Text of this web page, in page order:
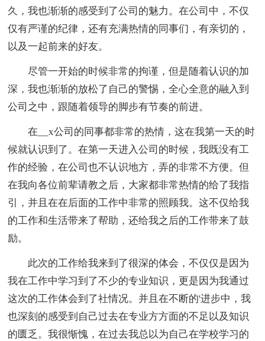
久，我也渐渐的感受到了公司的魅力。在公司中，不仅
仅有严谨的纪律，还有充满热情的同事们，有亲切的，
以及一起前来的好友。
尽管一开始的时候非常的拘谨，但是随着认识的加
深，我也渐渐的放松了自己的警惕，全心全意的融入到
公司之中，跟随着领导的脚步有节奏的前进。
在__x公司的同事都非常的热情，这在我第一天的时
候就认识到了。在第一天进入公司的时候，我既没有工
作的经验，在公司也不认识地方，弄的非常不方便。但
在我向各位前辈请教之后，大家都非常热情的给了我指
引，并且在在后面的工作中非常的照顾我。这不仅给我
的工作和生活带来了帮助，还给我之后的工作带来了鼓
励。
此次的工作给我来到了很深的体会，不仅仅是因为
我在工作中学习到了不少的专业知识，更是因为我通过
这次的工作体会到了社情况。并且在不断的'进步中，我
也深刻的感受到自己过去在专业方方面的不足以及知识
的匮乏。我很惭愧，在过去我总以为自己在学校学习的